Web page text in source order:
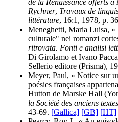
Rychner, Travaux de
littérature, 16:1, 1978, p.
Meneghetti, Maria Luisa,
culturale" nei romanzi
ritrovata. Fonti e analisi
Di Girolamo et Ivano
Sellerio editore (Prisma),
Meyer, Paul, « Notice sur
poésies françaises
Hutton de Marske Hall
la Société des anciens
43-69. [Gallica] [GB] [HT]